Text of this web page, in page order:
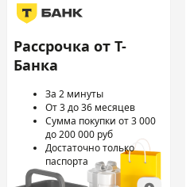
Рассрочка от Т-
Банка
За 2 минуты
От 3 до 36 месяцев
Сумма покупки от 3 000
до 200 000 руб
Достаточно только
паспорта